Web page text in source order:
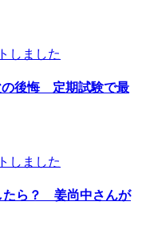
しました
の後悔 定期試験で最
しました
たら？ 姜尚中さんが